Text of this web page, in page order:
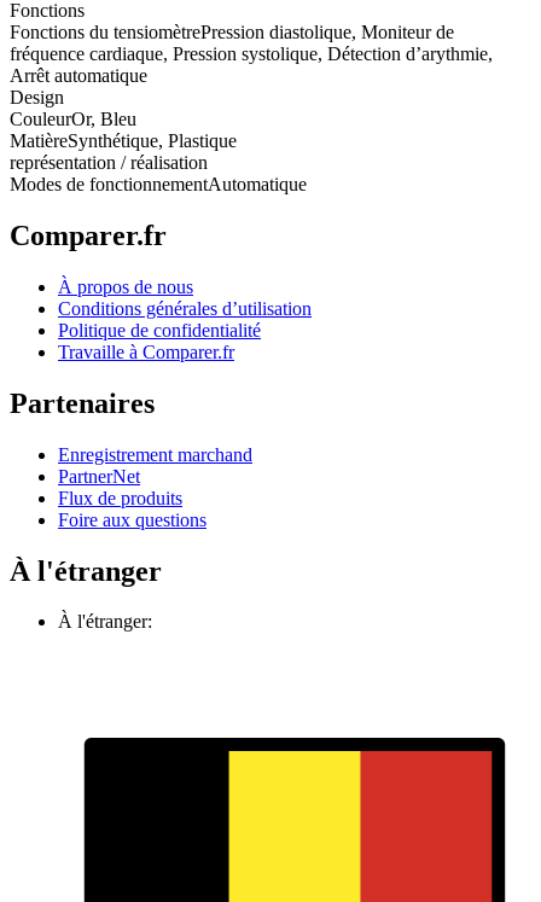
Fonctions
Fonctions du tensiomètrePression diastolique, Moniteur de
fréquence cardiaque, Pression systolique, Détection d’arythmie,
Arrêt automatique
Design
CouleurOr, Bleu
MatièreSynthétique, Plastique
représentation / réalisation
Modes de fonctionnementAutomatique
Comparer.fr
À propos de nous
Conditions générales d’utilisation
Politique de confidentialité
Travaille à Comparer.fr
Partenaires
Enregistrement marchand
PartnerNet
Flux de produits
Foire aux questions
À l'étranger
À l'étranger: